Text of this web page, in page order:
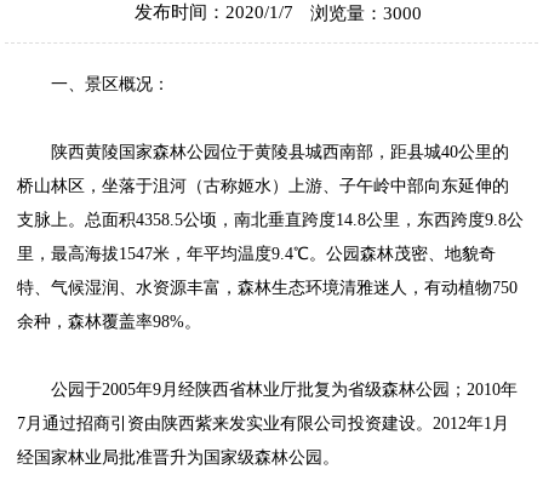
发布时间：2020/1/7 浏览量：3000
一、景区概况：
陕西黄陵国家森林公园位于黄陵县城西南部，距县城40公里的
桥山林区，坐落于沮河（古称姬水）上游、子午岭中部向东延伸的
支脉上。总面积4358.5公顷，南北垂直跨度14.8公里，东西跨度9.8公
里，最高海拔1547米，年平均温度9.4℃。公园森林茂密、地貌奇
特、气候湿润、水资源丰富，森林生态环境清雅迷人，有动植物750
余种，森林覆盖率98%。
公园于2005年9月经陕西省林业厅批复为省级森林公园；2010年
7月通过招商引资由陕西紫来发实业有限公司投资建设。2012年1月
经国家林业局批准晋升为国家级森林公园。